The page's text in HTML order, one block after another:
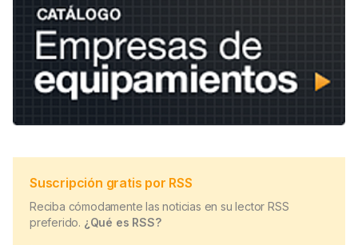
Suscripción gratis por RSS
Reciba cómodamente las noticias en su lector RSS
preferido. ¿Qué es RSS?